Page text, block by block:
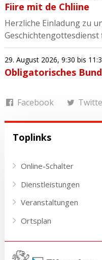
Fiire mit de Chliine
Herzliche Einladung zu
Geschichtengottesdienst
29. August 2026, 9:30 bis
Obligatorisches
Facebook
Toplinks
Online-Schalter
Dienstleistungen
Veranstaltungen
Ortsplan